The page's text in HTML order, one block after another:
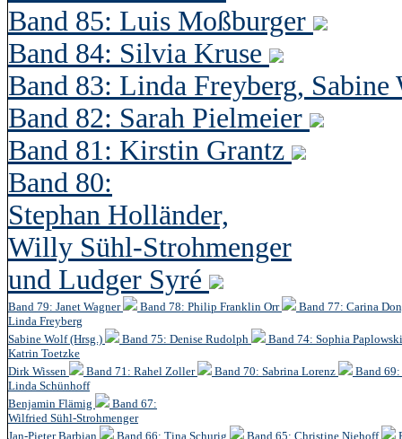
Band 85: Luis Moßburger
Band 84: Silvia Kruse
Band 83: Linda Freyberg,
Band 82: Sarah Pielmeier
Band 81: Kirstin Grantz
Band 80:
Stephan Holländer,
Willy Sühl-Strohmenger
und Ludger Syré
Band 79: Janet Wagner Band 78: Philip Franklin Orr
Band 77: Carina
Linda Freyberg
Sabine Wolf (Hrsg.)
Band 75: Denise Rudolph
Band 74: Sophia
Katrin Toetzke
Dirk Wissen
Band 71: Rahel Zoller Band 70: Sabrina Lorenz
Band
Linda Schünhoff
Benjamin Flämig
Band 67:
Wilfried Sühl-Strohmenger
Jan-Pieter Barbian
Band 66: Tina Schurig Band 65: Christine Niehoff